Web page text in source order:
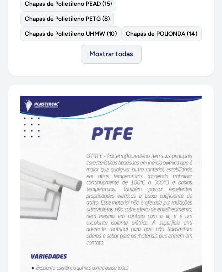
Chapas de Polietileno PEAD (15)
Chapas de Polietileno PETG (8)
Chapas de Polietileno UHMW (10) Chapas de POLIONDA(14)
Mostrar todas